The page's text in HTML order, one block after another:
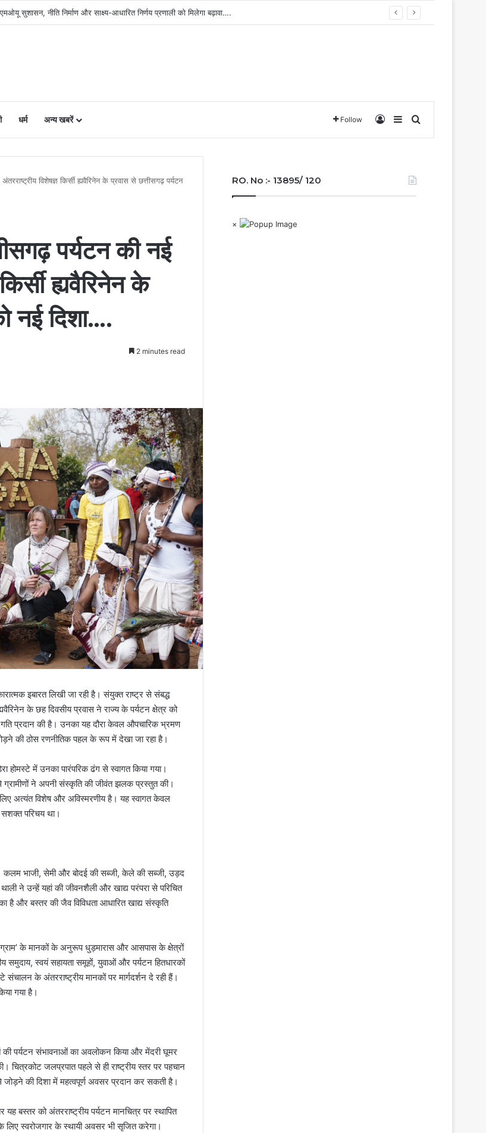
की नींव: वित्त मंत्री ओपी चौधरी……
धर्म अन्य खबरें Follow Log InSidebar
विशेषज्ञ किर्सी ह्यवैरिनेन के प्रवास से छत्तीसगढ़ पर्यटन
पर्यटन की नई
ह्यवैरिनेन के
नई दिशा….
2 minutes read
इबारत लिखी जा रही है। संयुक्त राष्ट्र से संबद्ध
के छह दिवसीय प्रवास ने राज्य के पर्यटन क्षेत्र को
गति प्रदान की है। उनका यह दौरा केवल औपचारिक भ्रमण
की ठोस रणनीतिक पहल के रूप में देखा जा रहा है।
होमस्टे में उनका पारंपरिक ढंग से स्वागत किया गया।
ग्रामीणों ने अपनी संस्कृति की जीवंत झलक प्रस्तुत की।
अत्यंत विशेष और अविस्मरणीय है। यह स्वागत केवल
परिचय था।
कलम भाजी, सेमी और बोदई की सब्जी, केले की सब्जी, उड़द
ने उन्हें यहां की जीवनशैली और खाद्य परंपरा से परिचित
है और बस्तर की जैव विविधता आधारित खाद्य संस्कृति
के मानकों के अनुरूप धुड़मारास और आसपास के क्षेत्रों
समुदाय, स्वयं सहायता समूहों, युवाओं और पर्यटन हितधारकों
के अंतरराष्ट्रीय मानकों पर मार्गदर्शन दे रही हैं।
गया है।
की पर्यटन संभावनाओं का अवलोकन किया और मेंदरी घूमर
चित्रकोट जलप्रपात पहले से ही राष्ट्रीय स्तर पर पहचान
जोड़ने की दिशा में महत्वपूर्ण अवसर प्रदान कर सकती है।
बस्तर को अंतरराष्ट्रीय पर्यटन मानचित्र पर स्थापित
स्वरोजगार के स्थायी अवसर भी सृजित करेगा।
RO. No :- 13895/ 120
×